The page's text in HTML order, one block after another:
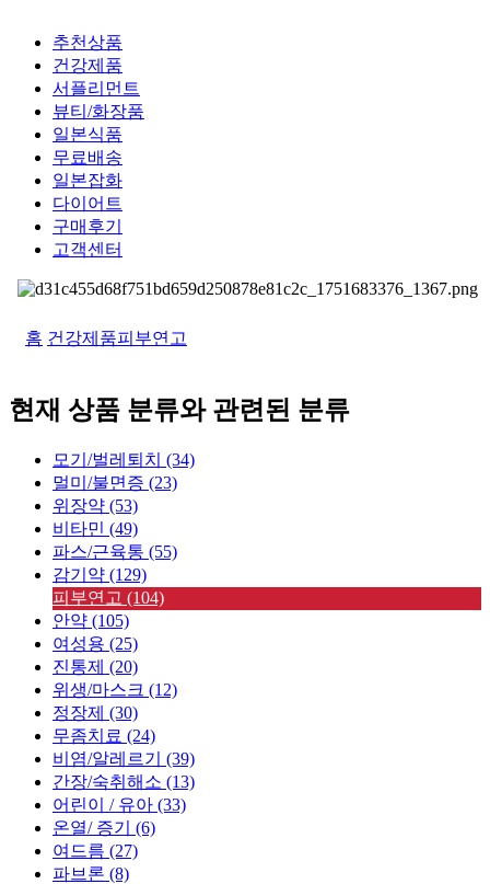
추천상품
건강제품
서플리먼트
뷰티/화장품
일본식품
무료배송
일본잡화
다이어트
구매후기
고객센터
홈 건강제품피부연고
현재 상품 분류와 관련된 분류
모기/벌레퇴치 (34)
멀미/불면증 (23)
위장약 (53)
비타민 (49)
파스/근육통 (55)
감기약 (129)
피부연고 (104)
안약 (105)
여성용 (25)
진통제 (20)
위생/마스크 (12)
정장제 (30)
무좀치료 (24)
비염/알레르기 (39)
간장/숙취해소 (13)
어린이 / 유아 (33)
온열/ 증기 (6)
여드름 (27)
파브론 (8)